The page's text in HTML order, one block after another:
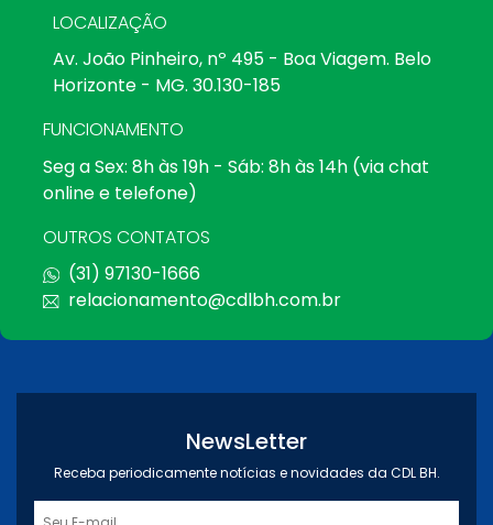
LOCALIZAÇÃO
Av. João Pinheiro, nº 495 - Boa Viagem. Belo
Horizonte - MG. 30.130-185
FUNCIONAMENTO
Seg a Sex: 8h às 19h - Sáb: 8h às 14h (via chat
online e telefone)
OUTROS CONTATOS
(31) 97130-1666
relacionamento@cdlbh.com.br
NewsLetter
Receba periodicamente notícias e novidades da CDL BH.